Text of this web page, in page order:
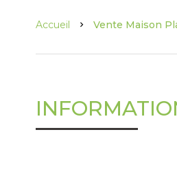
Accueil Vente Maison